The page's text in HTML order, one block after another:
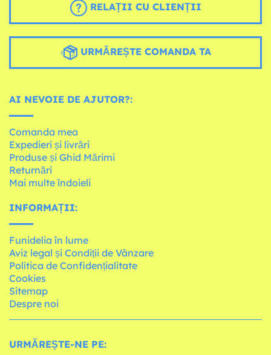
RELAȚII CU CLIENȚII
URMĂREȘTE COMANDA TA
AI NEVOIE DE AJUTOR?:
Comanda mea
Expedieri și livrări
Produse și Ghid Mărimi
Returnări
Mai multe îndoieli
INFORMAȚII:
Funidelia în lume
Aviz legal și Condiții de Vânzare
Política de Confidențialitate
Cookies
Sitemap
Despre noi
URMĂREȘTE-NE PE: